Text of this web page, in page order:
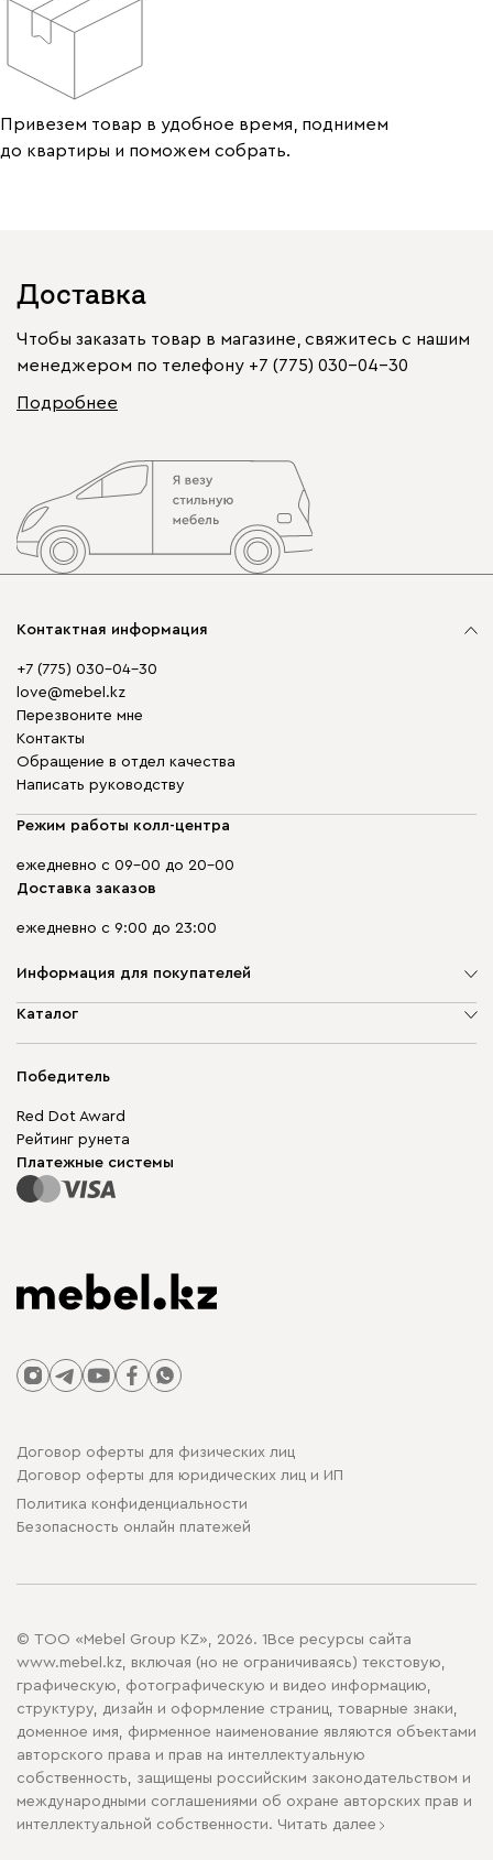
Привезем товар в удобное время, поднимем
до квартиры и поможем собрать.
Доставка
Чтобы заказать товар в магазине, свяжитесь с нашим
менеджером по телефону +7 (775) 030-04-30
Подробнее
Контактная информация
+7 (775) 030-04-30
love@mebel.kz
Перезвоните мне
Контакты
Обращение в отдел качества
Написать руководству
Режим работы колл-центра
ежедневно с 09-00 до 20-00
Доставка заказов
ежедневно с 9:00 до 23:00
Информация для покупателей
О компании
Гарантия
Для бизнеса
Карта сайта
Каталог
Корпусная мебель
Модульная мебель
Столы и стулья
Победитель
Red Dot Award
Рейтинг рунета
Платежные системы
Договор оферты для физических лиц
Договор оферты для юридических лиц и ИП
Политика конфиденциальности
Безопасность онлайн платежей
© ТОО «Mebel Group KZ», 2026. 1Все ресурсы сайта
www.mebel.kz, включая (но не ограничиваясь) текстовую,
графическую, фотографическую и видео информацию,
структуру, дизайн и оформление страниц, товарные знаки,
доменное имя, фирменное наименование являются объектами
авторского права и прав на интеллектуальную
собственность, защищены российским законодательством и
международными соглашениями об охране авторских прав и
интеллектуальной собственности. Читать далее